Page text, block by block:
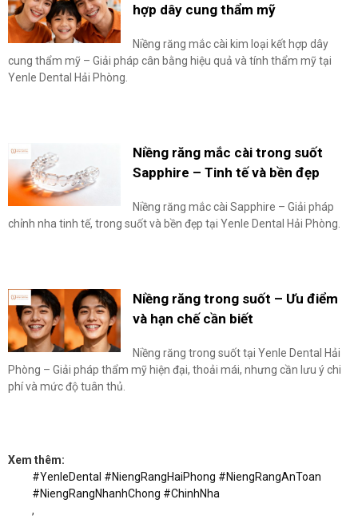
hợp dây cung thẩm mỹ
Niềng răng mắc cài kim loại kết hợp dây
cung thẩm mỹ – Giải pháp cân bằng hiệu quả và tính thẩm mỹ tại
Yenle Dental Hải Phòng.
Niềng răng mắc cài trong suốt
Sapphire – Tinh tế và bền đẹp
Niềng răng mắc cài Sapphire – Giải pháp
chỉnh nha tinh tế, trong suốt và bền đẹp tại Yenle Dental Hải Phòng.
Niềng răng trong suốt – Ưu điểm
và hạn chế cần biết
Niềng răng trong suốt tại Yenle Dental Hải
Phòng – Giải pháp thẩm mỹ hiện đại, thoải mái, nhưng cần lưu ý chi
phí và mức độ tuân thủ.
Xem thêm:
#YenleDental #NiengRangHaiPhong #NiengRangAnToan
#NiengRangNhanhChong #ChinhNha
,